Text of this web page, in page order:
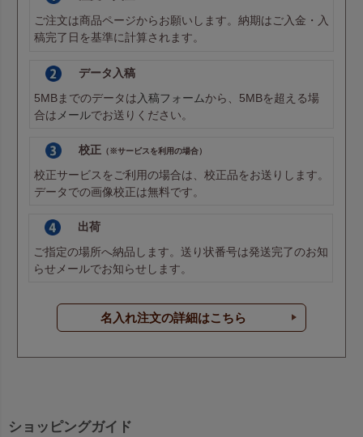
ご注文は商品ページからお願いします。納期はご入金・入
稿完了日を基準に計算されます。
データ入稿
5MBまでのデータは 入稿フォームから、5MBを超える場
合は メールでお送りください。
校正 （※サービスを利用の場合）
校正サービスをご利用の場合は、校正品をお送りします。
データでの画像校正は無料です。
出荷
ご指定の場所へ納品します。送り状番号は発送完了のお知
らせメールでお知らせします。
名入れ注文の詳細はこちら
ショッピングガイド